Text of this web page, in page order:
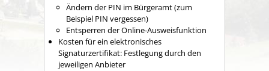
Ändern der PIN im Bürgeramt (zum
Beispiel PIN vergessen)
Entsperren der Online-Ausweisfunktion
Kosten für ein elektronisches
Signaturzertifikat: Festlegung durch den
jeweiligen Anbieter